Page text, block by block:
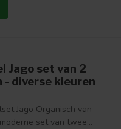
Jago set van 2
- diverse kleuren
Jago Organisch van
set van twee...